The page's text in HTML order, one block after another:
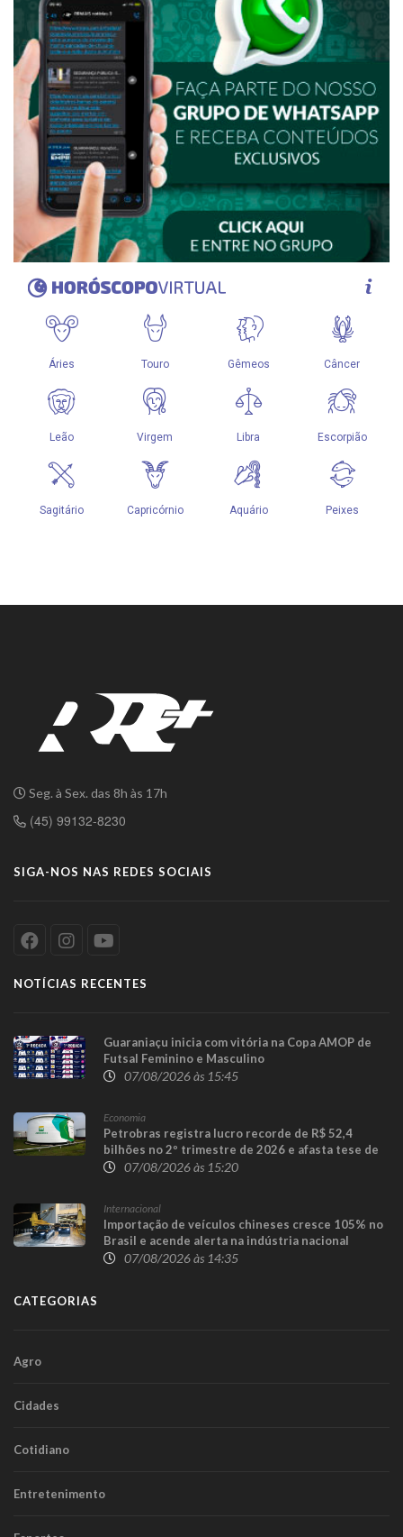
Seg. à Sex. das 8h às 17h
(45) 99132-8230
SIGA-NOS NAS REDES SOCIAIS
NOTÍCIAS RECENTES
Guaraniaçu inicia com vitória na Copa AMOP de
Futsal Feminino e Masculino
07/08/2026 às 15:45
Economia
Petrobras registra lucro recorde de R$ 52,4
bilhões no 2º trimestre de 2026 e afasta tese de
defasagem nos combustíveis
07/08/2026 às 15:20
Internacional
Importação de veículos chineses cresce 105% no
Brasil e acende alerta na indústria nacional
07/08/2026 às 14:35
CATEGORIAS
Agro
Cidades
Cotidiano
Entretenimento